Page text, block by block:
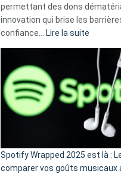
permettant des dons
innovation qui brise les
confiance…
Lire la suite
l’excuse
je
n’ai
pas
de
cash
»
Spotify Wrapped 2025 est là :
comparer vos goûts musicaux